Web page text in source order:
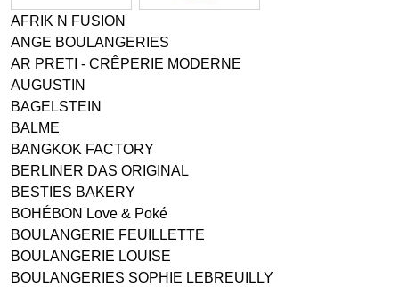
AFRIK N FUSION
ANGE BOULANGERIES
AR PRETI - CRÊPERIE MODERNE
AUGUSTIN
BAGELSTEIN
BALME
BANGKOK FACTORY
BERLINER DAS ORIGINAL
BESTIES BAKERY
BOHÉBON Love & Poké
BOULANGERIE FEUILLETTE
BOULANGERIE LOUISE
BOULANGERIES SOPHIE LEBREUILLY